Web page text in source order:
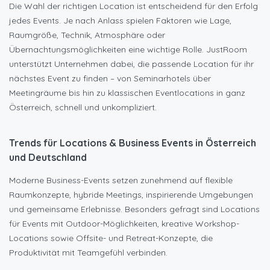
Die Wahl der richtigen Location ist entscheidend für den Erfolg
jedes Events. Je nach Anlass spielen Faktoren wie Lage,
Raumgröße, Technik, Atmosphäre oder
Übernachtungsmöglichkeiten eine wichtige Rolle. JustRoom
unterstützt Unternehmen dabei, die passende Location für ihr
nächstes Event zu finden – von Seminarhotels über
Meetingräume bis hin zu klassischen Eventlocations in ganz
Österreich, schnell und unkompliziert.
Trends für Locations & Business Events in Österreich
und Deutschland
Moderne Business-Events setzen zunehmend auf flexible
Raumkonzepte, hybride Meetings, inspirierende Umgebungen
und gemeinsame Erlebnisse. Besonders gefragt sind Locations
für Events mit Outdoor-Möglichkeiten, kreative Workshop-
Locations sowie Offsite- und Retreat-Konzepte, die
Produktivität mit Teamgefühl verbinden.